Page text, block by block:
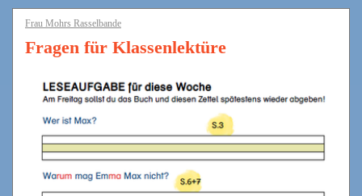
Frau Mohrs Rasselbande
Fragen für Klassenlektüre